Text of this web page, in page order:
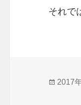
それで
投
2017